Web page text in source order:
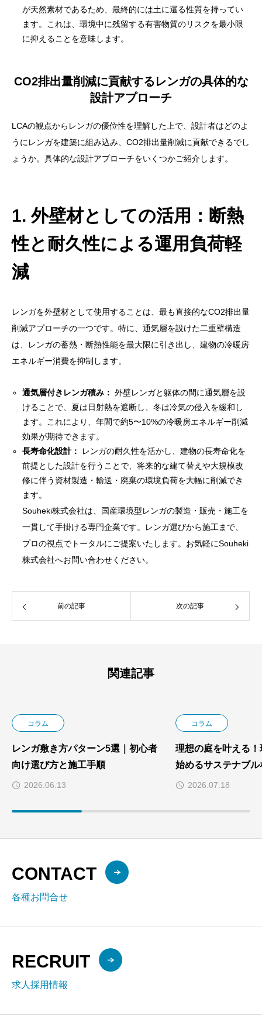
が天然素材であるため、最終的には土に還る性質を持ってい
ます。これは、環境中に残留する有害物質のリスクを最小限
に抑えることを意味します。
CO2排出量削減に貢献するレンガの具体的な
設計アプローチ
LCAの観点からレンガの優位性を理解した上で、設計者はどのよ
うにレンガを建築に組み込み、CO2排出量削減に貢献できるでし
ょうか。具体的な設計アプローチをいくつかご紹介します。
1. 外壁材としての活用：断熱
性と耐久性による運用負荷軽
減
レンガを外壁材として使用することは、最も直接的なCO2排出量
削減アプローチの一つです。特に、通気層を設けた二重壁構造
は、レンガの蓄熱・断熱性能を最大限に引き出し、建物の冷暖房
エネルギー消費を抑制します。
通気層付きレンガ積み： 外壁レンガと躯体の間に通気層を設
けることで、夏は日射熱を遮断し、冬は冷気の侵入を緩和し
ます。これにより、年間で約5〜10%の冷暖房エネルギー削減
効果が期待できます。
長寿命化設計：
レンガの耐久性を活かし、建物の長寿命化を
前提とした設計を行うことで、将来的な建て替えや大規模改
修に伴う資材製造・輸送・廃棄の環境負荷を大幅に削減でき
ます。
Souheki株式会社は、国産環境型レンガの製造・販売・施工を
一貫して手掛ける専門企業です。レンガ選びから施工まで、
プロの視点でトータルにご提案いたします。お気軽にSouheki
株式会社へお問い合わせください。
前の記事 次の記事
関連記事
コラム
レンガ敷き方パターン5選｜初心者
向け選び方と施工手順
2026.06.13
コラム
理想の庭を叶える
始めるサステナブル
2026.07.18
CONTACT
各種お問合せ
RECRUIT
求人採用情報